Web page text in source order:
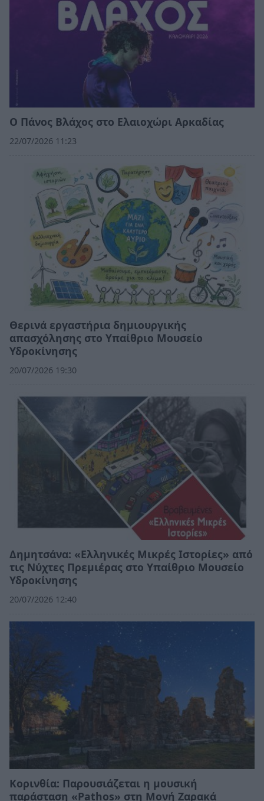
Ο Πάνος Βλάχος στο Ελαιοχώρι Αρκαδίας
22/07/2026 11:23
Θερινά εργαστήρια δημιουργικής
απασχόλησης στο Υπαίθριο Μουσείο
Υδροκίνησης
20/07/2026 19:30
Δημητσάνα: «Ελληνικές Μικρές Ιστορίες» από
τις Νύχτες Πρεμιέρας στο Υπαίθριο Μουσείο
Υδροκίνησης
20/07/2026 12:40
Κορινθία: Παρουσιάζεται η μουσική
παράσταση «Pathos» στη Μονή Ζαρακά